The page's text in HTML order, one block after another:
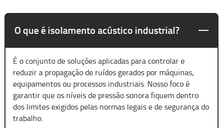
O que é isolamento acústico industrial?
É o conjunto de soluções aplicadas para controlar e
reduzir a propagação de ruídos gerados por máquinas,
equipamentos ou processos industriais. Nosso foco é
garantir que os níveis de pressão sonora fiquem dentro
dos limites exigidos pelas normas legais e de segurança do
trabalho.